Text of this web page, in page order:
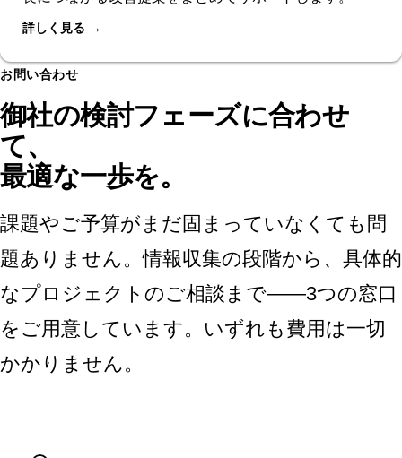
詳しく見る →
お問い合わせ
御社の検討フェーズに合わせ
て、
最適な一歩を。
課題やご予算がまだ固まっていなくても問
題ありません。情報収集の段階から、具体的
なプロジェクトのご相談まで——3つの窓口
をご用意しています。いずれも費用は一切
かかりません。